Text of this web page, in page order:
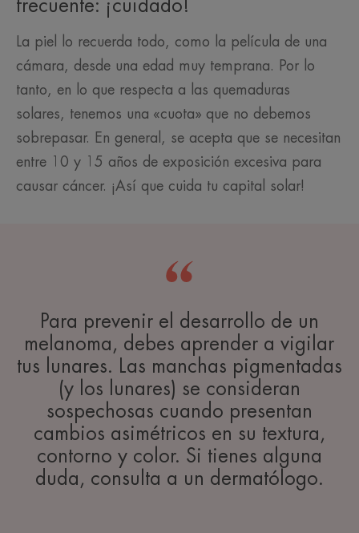
frecuente: ¡cuidado!
La piel lo recuerda todo, como la película de una
cámara, desde una edad muy temprana. Por lo
tanto, en lo que respecta a las quemaduras
solares, tenemos una «cuota» que no debemos
sobrepasar. En general, se acepta que se necesitan
entre 10 y 15 años de exposición excesiva para
causar cáncer. ¡Así que cuida tu capital solar!
Para prevenir el desarrollo de un
melanoma, debes aprender a vigilar
tus lunares. Las manchas pigmentadas
(y los lunares) se consideran
sospechosas cuando presentan
cambios asimétricos en su textura,
contorno y color. Si tienes alguna
duda, consulta a un dermatólogo.